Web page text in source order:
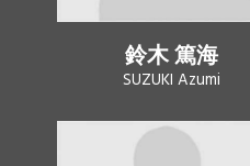
鈴木 篤海
SUZUKI Azumi